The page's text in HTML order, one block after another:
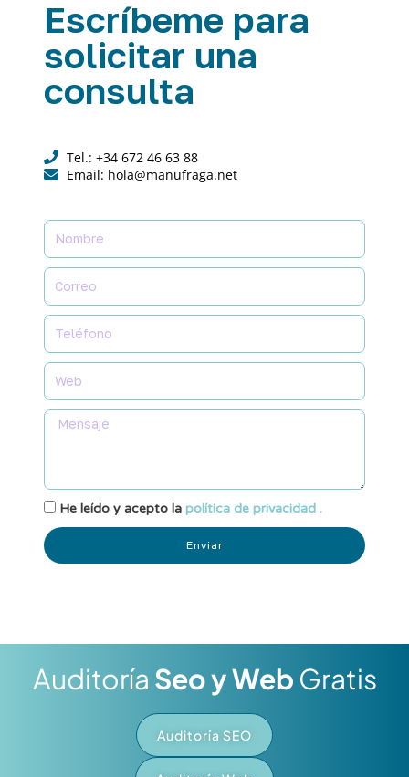
Escríbeme para
solicitar una
consulta
Tel.: +34 672 46 63 88
Email: hola@manufraga.net
He leído y acepto la política de privacidad .
Enviar
Auditoría Seo y Web Gratis
Auditoría SEO